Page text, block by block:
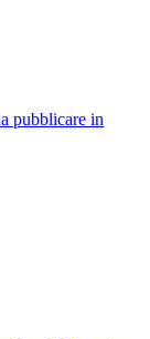
pubblicare in